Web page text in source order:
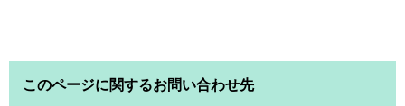
このページに関するお問い合わせ先